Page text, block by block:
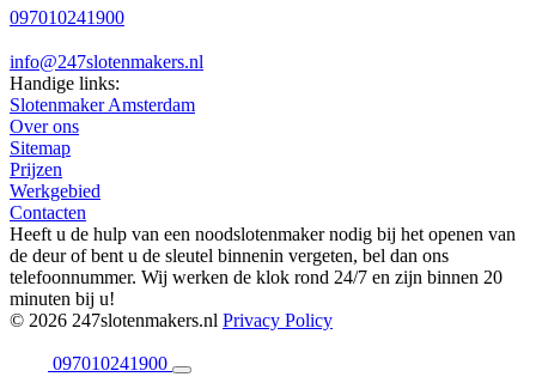
097010241900
info@247slotenmakers.nl
Handige links:
Slotenmaker Amsterdam
Over ons
Sitemap
Prijzen
Werkgebied
Contacten
Heeft u de hulp van een noodslotenmaker nodig bij het openen van
de deur of bent u de sleutel binnenin vergeten, bel dan ons
telefoonnummer. Wij werken de klok rond 24/7 en zijn binnen 20
minuten bij u!
© 2026 247slotenmakers.nl Privacy Policy
097010241900